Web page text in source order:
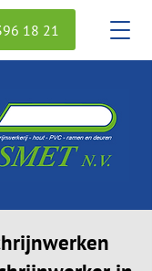
18 21